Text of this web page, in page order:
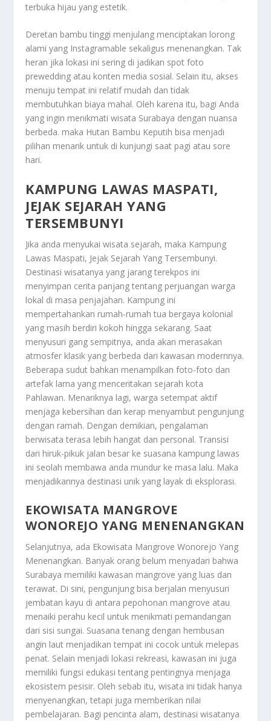
terbuka hijau yang estetik.
Deretan bambu tinggi menjulang menciptakan lorong
alami yang Instagramable sekaligus menenangkan. Tak
heran jika lokasi ini sering di jadikan spot foto
prewedding atau konten media sosial. Selain itu, akses
menuju tempat ini relatif mudah dan tidak
membutuhkan biaya mahal. Oleh karena itu, bagi Anda
yang ingin menikmati wisata Surabaya dengan nuansa
berbeda. maka Hutan Bambu Keputih bisa menjadi
pilihan menarik untuk di kunjungi saat pagi atau sore
hari.
KAMPUNG LAWAS MASPATI,
JEJAK SEJARAH YANG
TERSEMBUNYI
Jika anda menyukai wisata sejarah, maka Kampung
Lawas Maspati, Jejak Sejarah Yang Tersembunyi.
Destinasi wisatanya yang jarang terekpos ini
menyimpan cerita panjang tentang perjuangan warga
lokal di masa penjajahan. Kampung ini
mempertahankan rumah-rumah tua bergaya kolonial
yang masih berdiri kokoh hingga sekarang. Saat
menyusuri gang sempitnya, anda akan merasakan
atmosfer klasik yang berbeda dari kawasan modernnya.
Beberapa sudut bahkan menampilkan foto-foto dan
artefak lama yang menceritakan sejarah kota
Pahlawan. Menariknya lagi, warga setempat aktif
menjaga kebersihan dan kerap menyambut pengunjung
dengan ramah. Dengan demikian, pengalaman
berwisata terasa lebih hangat dan personal. Transisi
dari hiruk-pikuk jalan besar ke suasana kampung lawas
ini seolah membawa anda mundur ke masa lalu. Maka
menjadikannya destinasi unik yang layak di eksplorasi.
EKOWISATA MANGROVE
WONOREJO YANG MENENANGKAN
Selanjutnya, ada Ekowisata Mangrove Wonorejo Yang
Menenangkan. Banyak orang belum menyadari bahwa
Surabaya memiliki kawasan mangrove yang luas dan
terawat. Di sini, pengunjung bisa berjalan menyusuri
jembatan kayu di antara pepohonan mangrove atau
menaiki perahu kecil untuk menikmati pemandangan
dari sisi sungai. Suasana tenang dengan hembusan
angin laut menjadikan tempat ini cocok untuk melepas
penat. Selain menjadi lokasi rekreasi, kawasan ini juga
memiliki fungsi edukasi tentang pentingnya menjaga
ekosistem pesisir. Oleh sebab itu, wisata ini tidak hanya
menyenangkan, tetapi juga memberikan nilai
pembelajaran. Bagi pencinta alam, destinasi wisatanya